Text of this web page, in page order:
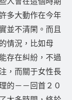
多大動作在今年
並不清閑。而且
情況，比如母
存在糾紛，不過
，而關于女性長
的－－回首２０